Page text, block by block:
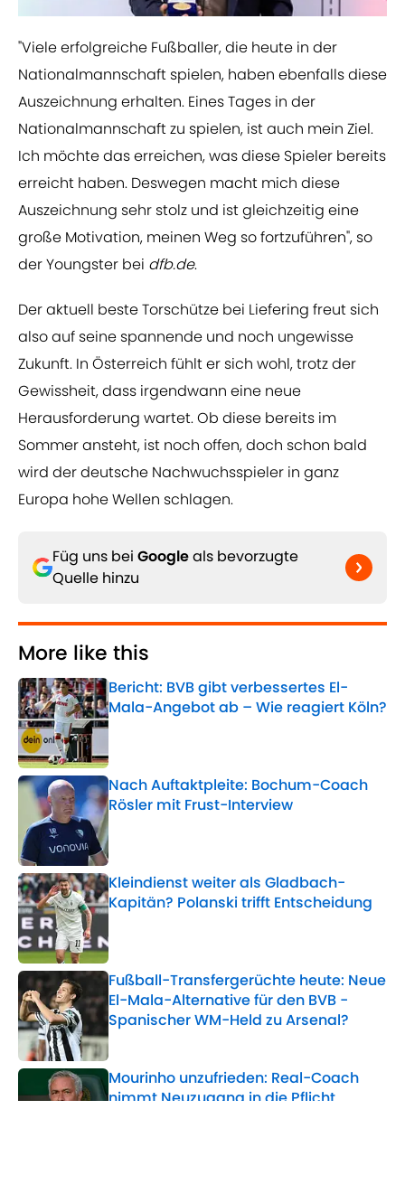
"Viele erfolgreiche Fußballer, die heute in der
Nationalmannschaft spielen, haben ebenfalls diese
Auszeichnung erhalten. Eines Tages in der
Nationalmannschaft zu spielen, ist auch mein Ziel.
Ich möchte das erreichen, was diese Spieler bereits
erreicht haben. Deswegen macht mich diese
Auszeichnung sehr stolz und ist gleichzeitig eine
große Motivation, meinen Weg so fortzuführen", so
der Youngster bei dfb.de.
Der aktuell beste Torschütze bei Liefering freut sich
also auf seine spannende und noch ungewisse
Zukunft. In Österreich fühlt er sich wohl, trotz der
Gewissheit, dass irgendwann eine neue
Herausforderung wartet. Ob diese bereits im
Sommer ansteht, ist noch offen, doch schon bald
wird der deutsche Nachwuchsspieler in ganz
Europa hohe Wellen schlagen.
Füg uns bei Googleals bevorzugte
Quelle hinzu
More like this
Bericht: BVB gibt verbessertes El-
Mala-Angebot ab – Wie reagiert Köln?
Published by on Invalid Date
Nach Auftaktpleite: Bochum-Coach
Rösler mit Frust-Interview
Published by on Invalid Date
Kleindienst weiter als Gladbach-
Kapitän? Polanski trifft Entscheidung
Fußball-Transfergerüchte heute: Neue
El-Mala-Alternative für den BVB -
Spanischer WM-Held zu Arsenal?
Published by on Invalid Date
Mourinho unzufrieden: Real-Coach
nimmt Neuzugang in die Pflicht